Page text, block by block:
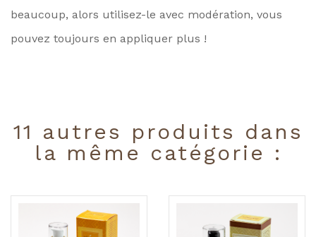
beaucoup, alors utilisez-le avec modération, vous
pouvez toujours en appliquer plus !
11 autres produits dans
la même catégorie :